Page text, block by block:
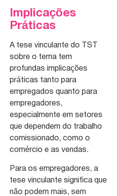
Implicações
Práticas
A tese vinculante do TST
sobre o tema tem
profundas implicações
práticas tanto para
empregados quanto para
empregadores,
especialmente em setores
que dependem do trabalho
comissionado, como o
comércio e as vendas.
Para os empregadores, a
tese vinculante significa que
não podem mais, sem